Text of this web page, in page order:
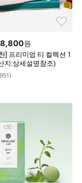
원
] 프리미엄 티 컬렉션 1
지:상세설명참조)
)